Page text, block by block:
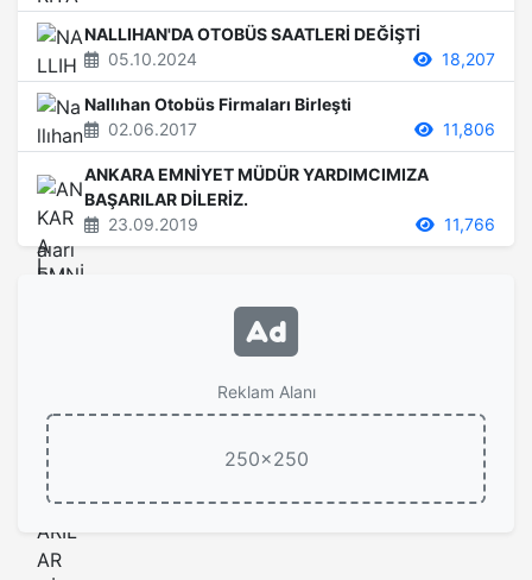
NALLIHAN'DA OTOBÜS SAATLERİ DEĞİŞTİ
05.10.2024
18,207
Nallıhan Otobüs Firmaları Birleşti
02.06.2017
11,806
ANKARA EMNİYET MÜDÜR YARDIMCIMIZA
BAŞARILAR DİLERİZ.
23.09.2019
11,766
Reklam Alanı
250x250